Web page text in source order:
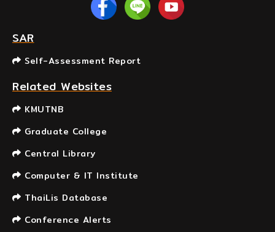
SAR
Self-Assessment Report
Related Websites
KMUTNB
Graduate College
Central Library
Computer & IT Institute
ThaiLis Database
Conference Alerts